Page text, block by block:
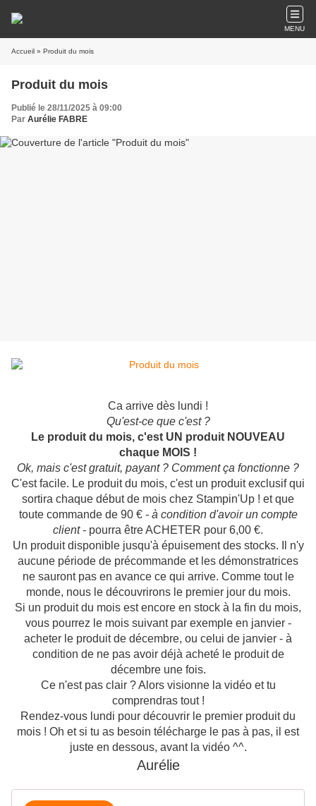
MENU
Accueil » Produit du mois
Produit du mois
Publié le 28/11/2025 à 09:00
Par Aurélie FABRE
Ca arrive dès lundi !
Qu'est-ce que c'est ?
Le produit du mois, c'est UN produit NOUVEAU
chaque MOIS !
Ok, mais c'est gratuit, payant ? Comment ça fonctionne ?
C'est facile. Le produit du mois, c'est un produit exclusif qui
sortira chaque début de mois chez Stampin'Up ! et que
toute commande de 90 € - à condition d'avoir un compte
client - pourra être ACHETER pour 6,00 €.
Un produit disponible jusqu'à épuisement des stocks. Il n'y
aucune période de précommande et les démonstratrices
ne sauront pas en avance ce qui arrive. Comme tout le
monde, nous le découvrirons le premier jour du mois.
Si un produit du mois est encore en stock à la fin du mois,
vous pourrez le mois suivant par exemple en janvier -
acheter le produit de décembre, ou celui de janvier - à
condition de ne pas avoir déjà acheté le produit de
décembre une fois.
Ce n'est pas clair ? Alors visionne la vidéo et tu
comprendras tout !
Rendez-vous lundi pour découvrir le premier produit du
mois ! Oh et si tu as besoin télécharge le pas à pas, il est
juste en dessous, avant la vidéo ^^.
Aurélie